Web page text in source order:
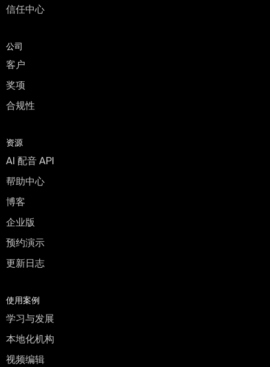
信任中心
公司
客户
奖项
合规性
资源
AI 配音 API
帮助中心
博客
企业版
预约演示
更新日志
使用案例
学习与发展
本地化机构
视频编辑